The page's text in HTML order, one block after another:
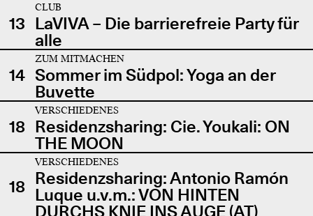
13
CLUB
LaVIVA – Die barrierefreie Party für
alle
14
ZUM MITMACHEN
Sommer im Südpol: Yoga an der
Buvette
18
VERSCHIEDENES
Residenzsharing: Cie. Youkali: ON
THE MOON
18
VERSCHIEDENES
Residenzsharing: Antonio Ramón
Luque u.v.m.: VON HINTEN
DURCHS KNIE INS AUGE (AT)